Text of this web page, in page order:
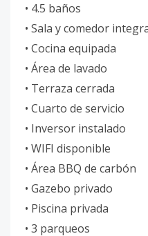
• 4.5 baños
• Sala y comedor
• Cocina equipada
• Área de lavado
• Terraza cerrada
• Cuarto de servicio
• Inversor instalado
• WIFI disponible
• Área BBQ de carbón
• Gazebo privado
• Piscina privada
• 3 parqueos